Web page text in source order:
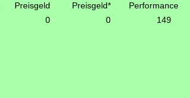
Preisgeld Preisgeld* Performance
0 0 149